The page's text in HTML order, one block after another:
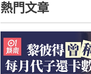
熱門文章